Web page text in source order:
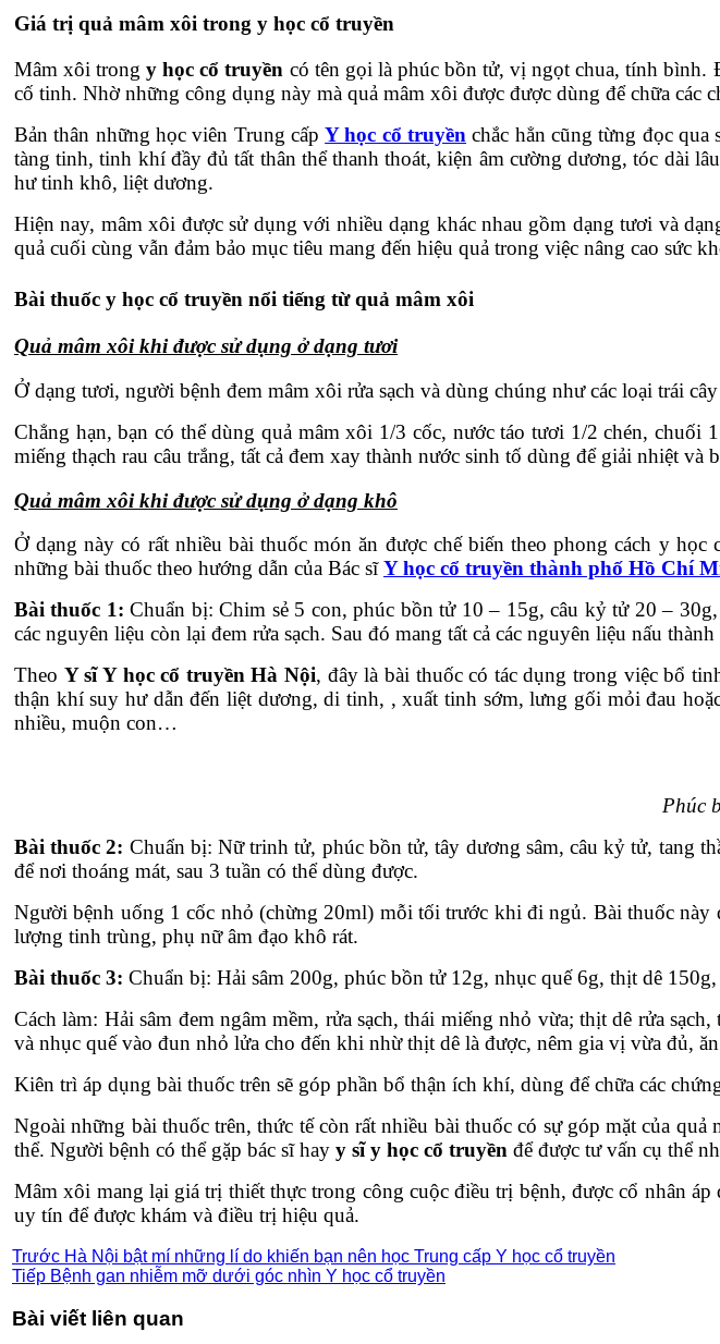
Giá trị quả mâm xôi trong y học cổ truyền
Mâm xôi trongy học cổ truyền có tên gọi là phúc bồn tử, vị ngọt chua, tính bình.
cố tinh. Nhờ những công dụng này mà quả mâm xôi được được dùng để chữa
Bản thân những học viên Trung cấpY học cổ truyền chắc hẳn cũng từng đọc
tàng tinh, tinh khí đầy đủ tất thân thể thanh thoát, kiện âm cường dương, tóc dài
hư tinh khô, liệt dương.
Hiện nay, mâm xôi được sử dụng với nhiều dạng khác nhau gồm dạng tươi và
quả cuối cùng vẫn đảm bảo mục tiêu mang đến hiệu quả trong việc nâng cao sức
Bài thuốc y học cổ truyền nổi tiếng từ quả mâm xôi
Quả mâm xôi khi được sử dụng ở dạng tươi
Ở dạng tươi, người bệnh đem mâm xôi rửa sạch và dùng chúng như các loại trái
Chẳng hạn, bạn có thể dùng quả mâm xôi 1/3 cốc, nước táo tươi 1/2 chén, chuối
miếng thạch rau câu trắng, tất cả đem xay thành nước sinh tố dùng để giải nhiệt và
Quả mâm xôi khi được sử dụng ở dạng khô
Ở dạng này có rất nhiều bài thuốc món ăn được chế biến theo phong cách y
những bài thuốc theo hướng dẫn của Bác sĩY học cổ truyền thành phố Hồ Chí
Bài thuốc 1: Chuẩn bị: Chim sẻ 5 con, phúc bồn tử 10 – 15g, câu kỷ tử 20 –
các nguyên liệu còn lại đem rửa sạch. Sau đó mang tất cả các nguyên liệu nấu
Theo Y sĩ Y học cổ truyền Hà Nội, đây là bài thuốc có tác dụng trong việc bổ
thận khí suy hư dẫn đến liệt dương, di tinh, , xuất tinh sớm, lưng gối mỏi đau
nhiều, muộn con…
Phúc
Bài thuốc 2: Chuẩn bị: Nữ trinh tử, phúc bồn tử, tây dương sâm, câu kỷ tử, tang
để nơi thoáng mát, sau 3 tuần có thể dùng được.
Người bệnh uống 1 cốc nhỏ (chừng 20ml) mỗi tối trước khi đi ngủ. Bài thuốc
lượng tinh trùng, phụ nữ âm đạo khô rát.
Bài thuốc 3: Chuẩn bị: Hải sâm 200g, phúc bồn tử 12g, nhục quế 6g, thịt dê
Cách làm: Hải sâm đem ngâm mềm, rửa sạch, thái miếng nhỏ vừa; thịt dê rửa
và nhục quế vào đun nhỏ lửa cho đến khi nhừ thịt dê là được, nêm gia vị vừa đủ,
Kiên trì áp dụng bài thuốc trên sẽ góp phần bổ thận ích khí, dùng để chữa các
Ngoài những bài thuốc trên, thức tế còn rất nhiều bài thuốc có sự góp mặt của
thể. Người bệnh có thể gặp bác sĩ hay y sĩ y học cổ truyền để được tư vấn cụ thể
Mâm xôi mang lại giá trị thiết thực trong công cuộc điều trị bệnh, được cổ nhân
uy tín để được khám và điều trị hiệu quả.
Trước Hà Nội bật mí những lí do khiến bạn nên học Trung cấp Y học cổ truyền
Tiếp Bệnh gan nhiễm mỡ dưới góc nhìn Y học cổ truyền
Bài viết liên quan